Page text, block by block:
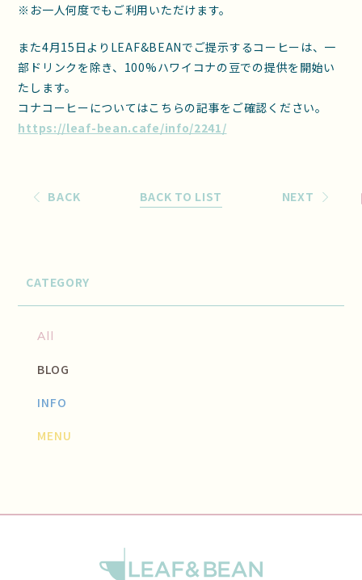
※お一人何度でもご利用いただけます。
また4月15日よりLEAF&BEANでご提示するコーヒーは、一
部ドリンクを除き、100%ハワイコナの豆での提供を開始い
たします。
コナコーヒーについてはこちらの記事をご確認ください。
https://leaf-bean.cafe/info/2241/
BACK BACK TO LIST NEXT
CATEGORY
All
BLOG
INFO
MENU